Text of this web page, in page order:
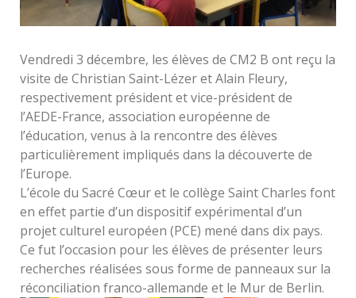
Vendredi 3 décembre, les élèves de CM2 B ont reçu la
visite de Christian Saint-Lézer et Alain Fleury,
respectivement président et vice-président de
l’AEDE-France, association européenne de
l’éducation, venus à la rencontre des élèves
particulièrement impliqués dans la découverte de
l’Europe.
L’école du Sacré Cœur et le collège Saint Charles font
en effet partie d’un dispositif expérimental d’un
projet culturel européen (PCE) mené dans dix pays.
Ce fut l’occasion pour les élèves de présenter leurs
recherches réalisées sous forme de panneaux sur la
réconciliation franco-allemande et le Mur de Berlin.